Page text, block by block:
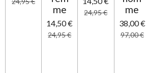
me
14,50 €
24,95 €
24,95 €
me
38,00 €
97,00 €